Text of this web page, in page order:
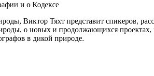
и о Кодексе
Виктор Тяхт представит спикеров,
о новых и продолжающихся проектах,
в дикой природе.